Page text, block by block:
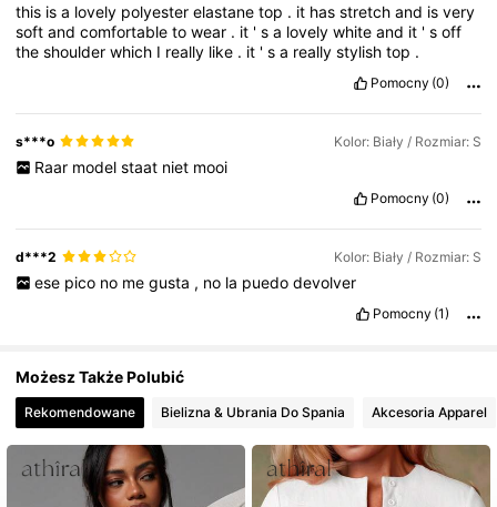
4,78 566K Obserwujący
this isa lovely polyesterelastanetop . it hasstretchand isvery
softandcomfortabletowear . it 'sa lovelywhiteand it 'soff
theshoulderwhich I really like . it 'sa reallystylishtop .
Pomocny (0)
s***o Kolor: Biały / Rozmiar: S
Raar model staat niet mooi
Pomocny (0)
d***2 Kolor: Biały / Rozmiar: S
ese pico no me gusta , no la puedo devolver
Pomocny (1)
Możesz Także Polubić
Rekomendowane Bielizna & Ubrania Do Spania Akcesoria Apparel